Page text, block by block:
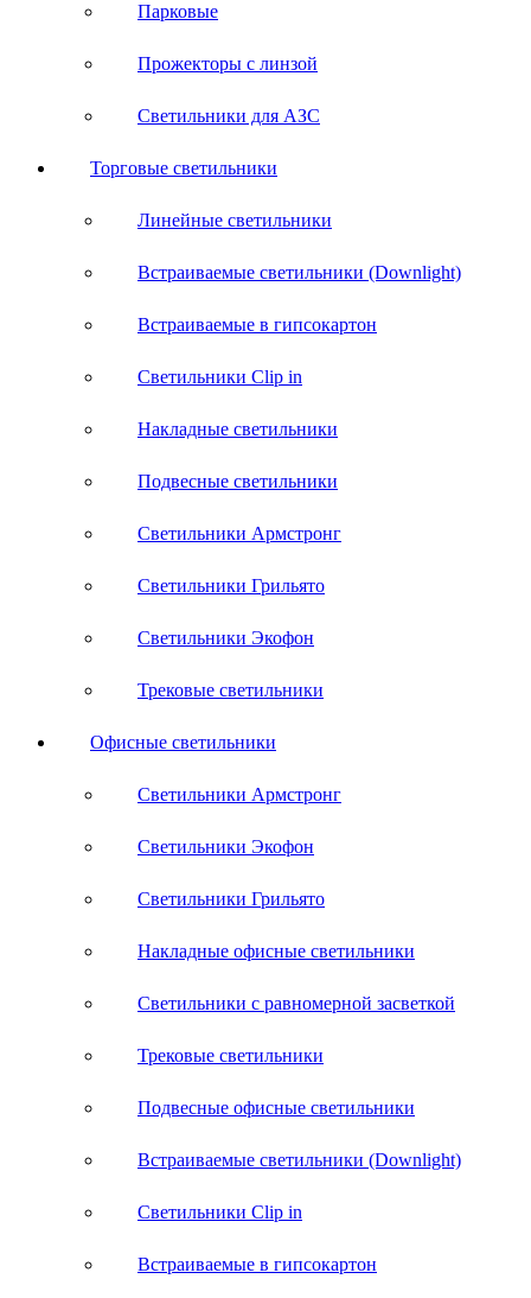
Парковые
Прожекторы с линзой
Светильники для АЗС
Торговые светильники
Линейные светильники
Встраиваемые светильники (Downlight)
Встраиваемые в гипсокартон
Светильники Clip in
Накладные светильники
Подвесные светильники
Светильники Армстронг
Светильники Грильято
Светильники Экофон
Трековые светильники
Офисные светильники
Светильники Армстронг
Светильники Экофон
Светильники Грильято
Накладные офисные светильники
Светильники с равномерной засветкой
Трековые светильники
Подвесные офисные светильники
Встраиваемые светильники (Downlight)
Светильники Clip in
Встраиваемые в гипсокартон